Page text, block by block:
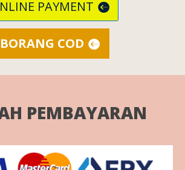
PAYMENT
BORANG COD
PEMBAYARAN